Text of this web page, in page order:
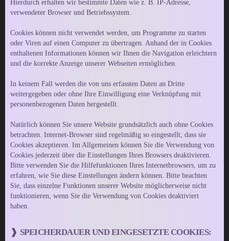
Hierdurch erhalten wir bestimmte Daten wie z. B. IP-Adresse,
verwendeter Browser und Betriebssystem.
Cookies können nicht verwendet werden, um Programme zu starten
oder Viren auf einen Computer zu übertragen. Anhand der in Cookies
enthaltenen Informationen können wir Ihnen die Navigation erleichtern
und die korrekte Anzeige unserer Webseiten ermöglichen.
In keinem Fall werden die von uns erfassten Daten an Dritte
weitergegeben oder ohne Ihre Einwilligung eine Verknüpfung mit
personenbezogenen Daten hergestellt.
Natürlich können Sie unsere Website grundsätzlich auch ohne Cookies
betrachten. Internet-Browser sind regelmäßig so eingestellt, dass sie
Cookies akzeptieren. Im Allgemeinen können Sie die Verwendung von
Cookies jederzeit über die Einstellungen Ihres Browsers deaktivieren.
Bitte verwenden Sie die Hilfefunktionen Ihres Internetbrowsers, um zu
erfahren, wie Sie diese Einstellungen ändern können. Bitte beachten
Sie, dass einzelne Funktionen unserer Website möglicherweise nicht
funktionieren, wenn Sie die Verwendung von Cookies deaktiviert
haben.
SPEICHERDAUER UND EINGESETZTE COOKIES: